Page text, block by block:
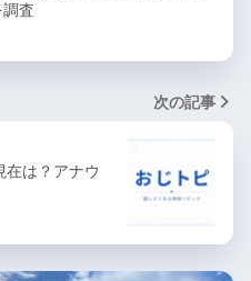
査
次の記事
在は？アナウ